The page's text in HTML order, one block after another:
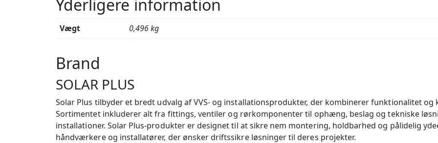
Yderligere information
Vægt 0,496 kg
Brand
SOLAR PLUS
Solar Plus tilbyder et bredt udvalg af VVS- og installationsprodukter, der kombinerer funktionalitet
Sortimentet inkluderer alt fra fittings, ventiler og rørkomponenter til ophæng, beslag og tekniske
installationer. Solar Plus-produkter er designet til at sikre nem montering, holdbarhed og pålidelig
håndværkere og installatører, der ønsker driftssikre løsninger til deres projekter.